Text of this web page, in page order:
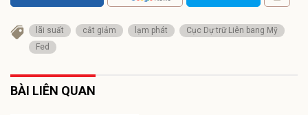
lãi suất cắt giảm lạm phát
Cục Dự trữ Liên bang Mỹ
Fed
BÀI LIÊN QUAN